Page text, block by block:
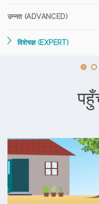
उन्नत (ADVANCED)
विशेषज्ञ (EXPERT)